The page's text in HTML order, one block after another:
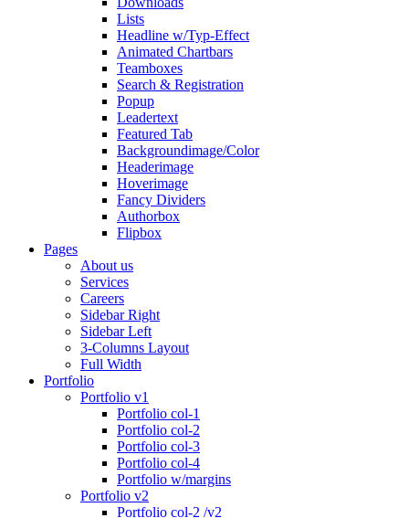
Lists
Headline w/Typ-Effect
Animated Chartbars
Teamboxes
Search & Registration
Popup
Leadertext
Featured Tab
Backgroundimage/Color
Headerimage
Hoverimage
Fancy Dividers
Authorbox
Flipbox
Pages
About us
Services
Careers
Sidebar Right
Sidebar Left
3-Columns Layout
Full Width
Portfolio
Portfolio v1
Portfolio col-1
Portfolio col-2
Portfolio col-3
Portfolio col-4
Portfolio w/margins
Portfolio v2
Portfolio col-2 /v2